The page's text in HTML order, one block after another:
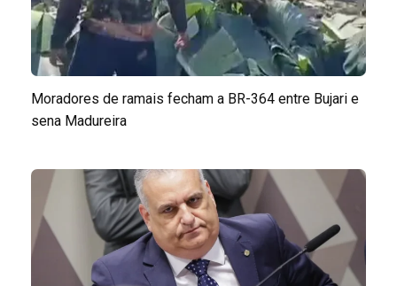
Moradores de ramais fecham a BR-364 entre Bujari e
sena Madureira